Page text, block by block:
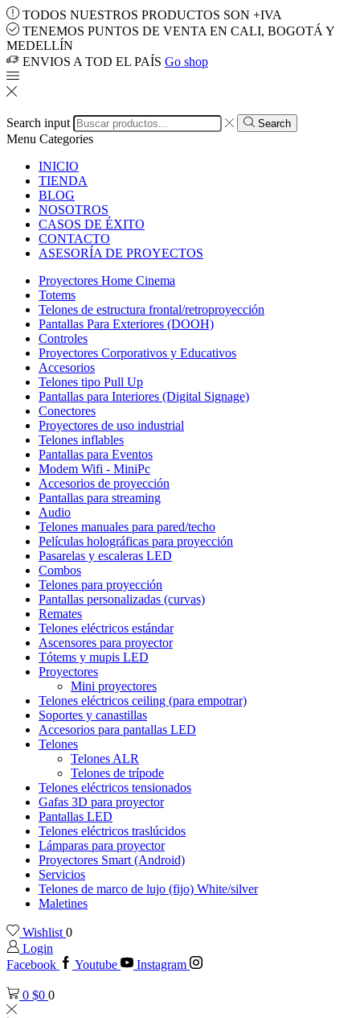
TODOS NUESTROS PRODUCTOS SON +IVA
TENEMOS PUNTOS DE VENTA EN CALI, BOGOTÁ Y
MEDELLÍN
ENVIOS A TOD EL PAÍS Go shop
Search input Search
Menu Categories
INICIO
TIENDA
BLOG
NOSOTROS
CASOS DE ÉXITO
CONTACTO
ASESORÍA DE PROYECTOS
Proyectores Home Cinema
Totems
Telones de estructura frontal/retroproyección
Pantallas Para Exteriores (DOOH)
Controles
Proyectores Corporativos y Educativos
Accesorios
Telones tipo Pull Up
Pantallas para Interiores (Digital Signage)
Conectores
Proyectores de uso industrial
Telones inflables
Pantallas para Eventos
Modem Wifi - MiniPc
Accesorios de proyección
Pantallas para streaming
Audio
Telones manuales para pared/techo
Películas holográficas para proyección
Pasarelas y escaleras LED
Combos
Telones para proyección
Pantallas personalizadas (curvas)
Remates
Telones eléctricos estándar
Ascensores para proyector
Tótems y mupis LED
Proyectores
Mini proyectores
Telones eléctricos ceiling (para empotrar)
Soportes y canastillas
Accesorios para pantallas LED
Telones
Telones ALR
Telones de trípode
Telones eléctricos tensionados
Gafas 3D para proyector
Pantallas LED
Telones eléctricos traslúcidos
Lámparas para proyector
Proyectores Smart (Android)
Servicios
Telones de marco de lujo (fijo) White/silver
Maletines
Wishlist 0
Login
Facebook
Youtube Instagram
0 $0 0